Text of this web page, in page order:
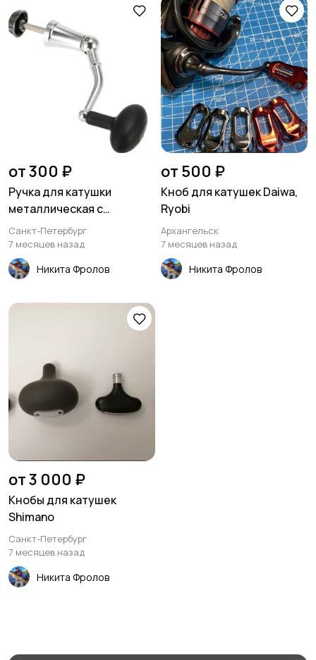
от 300 ₽
Ручка для катушки
металлическая с
большим кнобом
Санкт-Петербург
7 месяцев назад
Никита Фролов
от 500 ₽
Кноб для катушек Daiwa,
Ryobi
Архангельск
7 месяцев назад
Никита Фролов
от 3 000 ₽
Кнобы для катушек
Shimano
Санкт-Петербург
7 месяцев назад
Никита Фролов